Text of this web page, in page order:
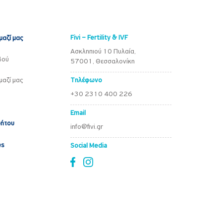
μας
μας
Fivi – Fertility & IVF
Ασκληπιού 10 Πυλαία,
57001, Θεσσαλονίκη
Τηλέφωνο
+30 2310 400 226
Email
info@fivi.gr
Social Media